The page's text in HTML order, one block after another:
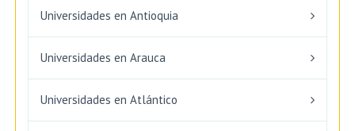
Universidades en Antioquia
Universidades en Arauca
Universidades en Atlántico